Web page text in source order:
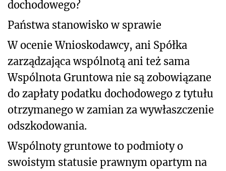
dochodowego?
Państwa stanowisko w sprawie
W ocenie Wnioskodawcy, ani Spółka
zarządzająca wspólnotą ani też sama
Wspólnota Gruntowa nie są zobowiązane
do zapłaty podatku dochodowego z tytułu
otrzymanego w zamian za wywłaszczenie
odszkodowania.
Wspólnoty gruntowe to podmioty o
swoistym statusie prawnym opartym na